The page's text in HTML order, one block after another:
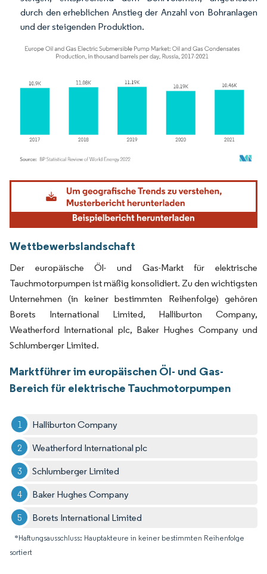
durch den erheblichen Anstieg der Anzahl von Bohranlagen
und der steigenden Produktion.
Bild © Mordor Intelligence. Wiederverwendung erfordert Namensnennung gemäß
Wettbewerbslandschaft
Der europäische Öl- und Gas-Markt für elektrische
Tauchmotorpumpen ist mäßig konsolidiert. Zu den wichtigsten
Unternehmen (in keiner bestimmten Reihenfolge) gehören
Borets International Limited, Halliburton Company,
Weatherford International plc, Baker Hughes Company und
Schlumberger Limited.
Marktführer im europäischen Öl- und Gas-
Bereich für elektrische Tauchmotorpumpen
Halliburton Company
Weatherford International plc
Schlumberger Limited
Baker Hughes Company
Borets International Limited
*Haftungsausschluss: Hauptakteure in keiner bestimmten Reihenfolge
sortiert